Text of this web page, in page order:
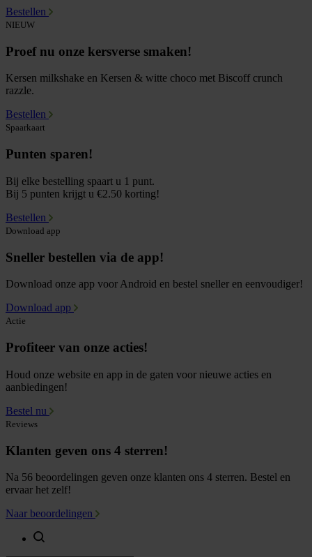
Bestellen
NIEUW
Proef nu onze kersverse smaken!
Kersen milkshake en Kersen & witte choco met Biscoff crunch
razzle.
Bestellen
Spaarkaart
Punten sparen!
Bij elke bestelling spaart u 1 punt.
Bij 5 punten krijgt u €2.50 korting!
Bestellen
Download app
Sneller bestellen via de app!
Download onze app voor Android en bestel sneller en eenvoudiger!
Download app
Actie
Profiteer van onze acties!
Houd onze website en app in de gaten voor nieuwe acties en
aanbiedingen!
Bestel nu
Reviews
Klanten geven ons 4 sterren!
Na 56 beoordelingen geven onze klanten ons 4 sterren. Bestel en
ervaar het zelf!
Naar beoordelingen